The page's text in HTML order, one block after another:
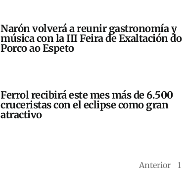
Narón volverá a reunir gastronomía y
música con la III Feira de Exaltación do
Porco ao Espeto
Ferrol recibirá este mes más de 6.500
cruceristas con el eclipse como gran
atractivo
Anterior 1